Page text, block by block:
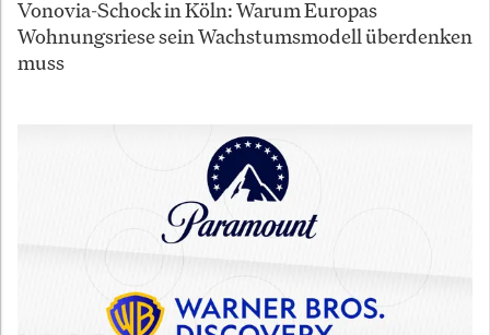
Vonovia-Schock in Köln: Warum Europas
Wohnungsriese sein Wachstumsmodell überdenken
muss